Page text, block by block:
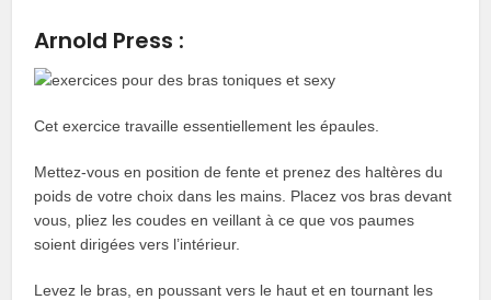
Arnold Press :
Cet exercice travaille essentiellement les épaules.
Mettez-vous en position de fente et prenez des haltères du
poids de votre choix dans les mains. Placez vos bras devant
vous, pliez les coudes en veillant à ce que vos paumes
soient dirigées vers l’intérieur.
Levez le bras, en poussant vers le haut et en tournant les